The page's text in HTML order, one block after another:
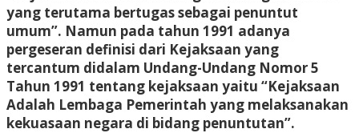
yang terutama bertugas sebagai penuntut
umum”. Namun pada tahun 1991 adanya
pergeseran definisi dari Kejaksaan yang
tercantum didalam Undang-Undang Nomor 5
Tahun 1991 tentang kejaksaan yaitu “Kejaksaan
Adalah Lembaga Pemerintah yang melaksanakan
kekuasaan negara di bidang penuntutan”.